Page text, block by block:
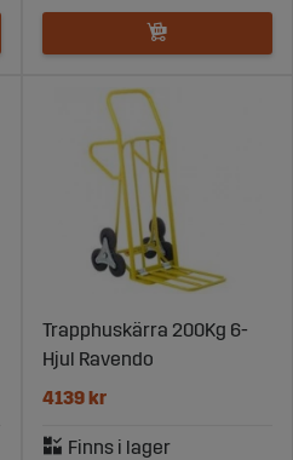
Trapphuskärra 200Kg 6-
Hjul Ravendo
4139 kr